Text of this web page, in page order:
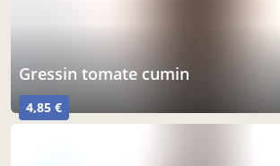
gressin tomate cumin
4,85 €